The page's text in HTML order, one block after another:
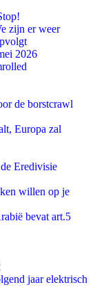
zijn er weer
2026
de borstcrawl
Europa zal
Eredivisie
willen op je
bevat art.5
jaar elektrisch